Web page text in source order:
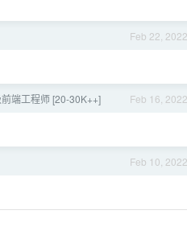
Feb 22, 2022
Feb 16, 2022
端工程师 [20-30K++]
Feb 10, 2022